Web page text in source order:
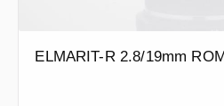
ELMARIT-R 2.8/19mm ROM